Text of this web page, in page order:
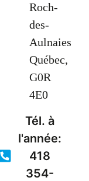
Roch-
des-
Aulnaies
Québec,
G0R
4E0
Tél. à
l'année:
418
354-